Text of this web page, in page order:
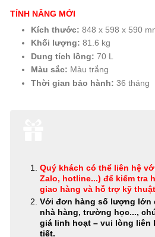
TÍNH NĂNG MỚI
Kích thước: 848 x 598 x 590
Khối lượng: 81.6 kg
Dung tích lồng: 70 L
Màu sắc: Màu trắng
Thời gian bảo hành: 36 tháng
Quý khách có thể liên hệ
Zalo, hotline...) để kiểm tra
giao hàng và hỗ trợ kỹ
Với đơn hàng số lượng lớn
nhà hàng, trường học...,
giá linh hoạt – vui lòng liên
tiết.